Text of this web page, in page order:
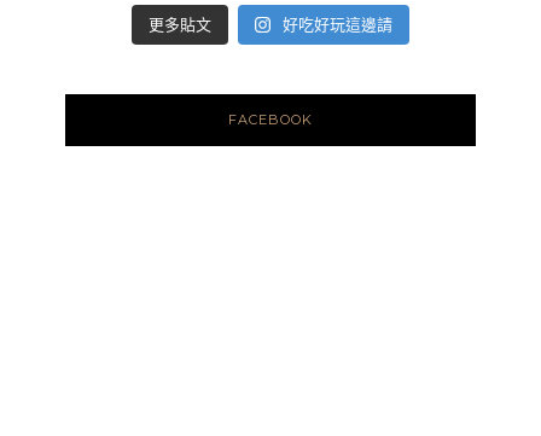
更多貼文 好吃好玩這邊請
FACEBOOK